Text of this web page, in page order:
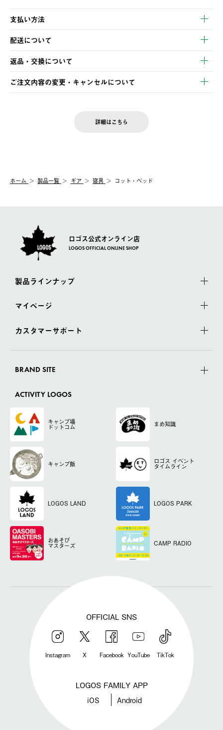
支払い方法
以下のいずれかの方法でお支払いいただけます。
・クレジットカード決済
・コンビニ決済
・Pay-easy決済
配送について
【発送スケジュール】
ご注文・ご入金完了より2営業日以内に商品を発送いたします。
土日祝の発送はございませんので、木曜日以降のご注文は週明け
の発送となる場合がございます。
【配送業者】
佐川急便にて配送されます。
返品・交換について
※お客様都合の場合
お客様都合の返品にかかる送料は、お客様ご負担とさせていただ
一度お手元の商品を返品いただき、ご希望商品を再注文してくだ
ご注文内容の変更・キャンセルについて
LOGOS FAMILY会員の方は、会員マイページ内 購入履歴画面に
詳細はこちら
ホーム 製品一覧 ギア 寝具 コット・ベッド
ロゴス公式オンライン店
LOGOS OFFICIAL ONLINE SHOP
製品ラインナップ
マイページ
カスタマーサポート
BRAND SITE
ACTIVITY LOGOS
キャンプ場
ドットコム まめ知識
キャンプ飯 ロゴス イベント
タイムライン
LOGOS LAND LOGOS PARK
おあそび
マスターズ CAMP RADIO
OFFICIAL SNS
Instagram X Facebook YouTube TikTok
LOGOS FAMILY APP
iOS Android